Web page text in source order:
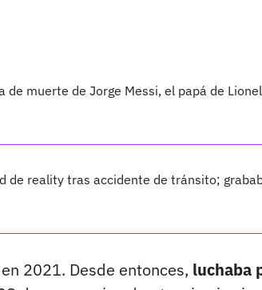
de muerte de Jorge Messi, el papá de
de reality tras accidente de tránsito;
2021. Desde entonces, luchaba